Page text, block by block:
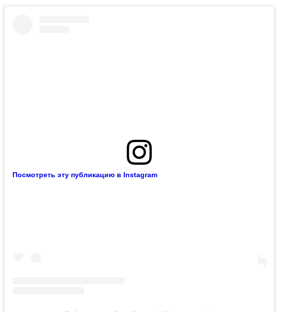
Посмотреть эту публикацию в Instagram